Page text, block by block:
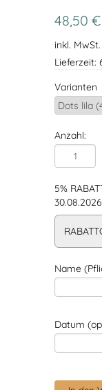
48,50 €
inkl. MwSt.
Lieferzeit:
Varianten
Anzahl:
5%
30.08.2026
Name
Datum